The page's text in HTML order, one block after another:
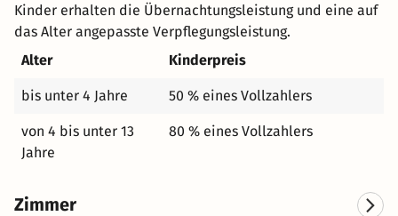
Kinder erhalten die Übernachtungsleistung und eine auf
das Alter angepasste Verpflegungsleistung.
Alter
Kinderpreis
bis unter 4 Jahre 50 % eines Vollzahlers
von 4 bis unter 13
Jahre
80 % eines Vollzahlers
Zimmer